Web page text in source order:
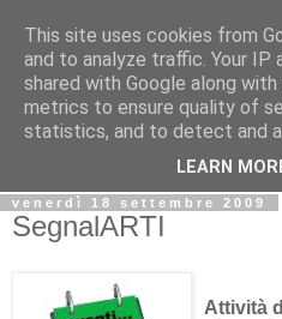
Biblio@rti in
Il Blog della Biblioteca di Area
informazioni iniziative incontri
venerdì 18 settembre 2009
SegnalARTI
Attività
This site uses cookies from
and to analyze traffic. Your IP
shared with Google along
metrics to ensure quality of
statistics, and to detect and
LEARN